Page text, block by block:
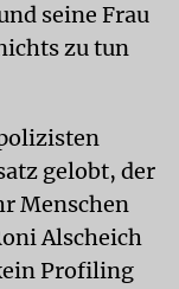
seine Frau
zu tun
gelobt, der
Menschen
Alscheich
Profiling